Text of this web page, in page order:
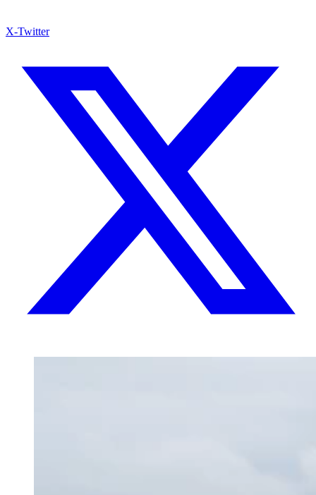
X-Twitter